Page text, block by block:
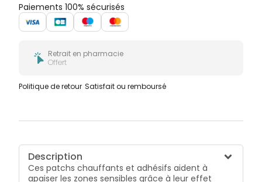
Paiements 100% sécurisés
Retrait en pharmacie
Offert
Politique de retour Satisfait ou remboursé
Description
Ces patchs chauffants et adhésifs aident à
apaiser les zones sensibles grâce à leur effet